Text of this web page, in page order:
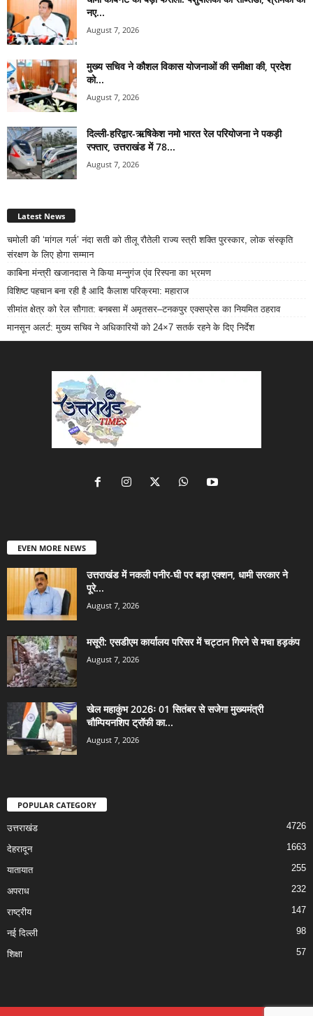
नए...
August 7, 2026
मुख्य सचिव ने कौशल विकास योजनाओं की समीक्षा की, प्रदेश
को...
August 7, 2026
दिल्ली-हरिद्वार-ऋषिकेश नमो भारत रेल परियोजना ने पकड़ी
रफ्तार, उत्तराखंड में 78...
August 7, 2026
Latest News
चमोली की ‘मांगल गर्ल’ नंदा सती को तीलू रौतेली राज्य स्त्री शक्ति पुरस्कार, लोक संस्कृति
संरक्षण के लिए होगा सम्मान
काबिना मंन्त्री खजानदास ने किया मन्नुगंज एंव रिस्पना का भ्रमण
विशिष्ट पहचान बना रही है आदि कैलाश परिक्रमा: महाराज
सीमांत क्षेत्र को रेल सौगात: बनबसा में अमृतसर–टनकपुर एक्सप्रेस का नियमित ठहराव
मानसून अलर्ट: मुख्य सचिव ने अधिकारियों को 24×7 सतर्क रहने के दिए निर्देश
EVEN MORE NEWS
उत्तराखंड में नकली पनीर-घी पर बड़ा एक्शन, धामी सरकार ने
पूरे...
August 7, 2026
मसूरी: एसडीएम कार्यालय परिसर में चट्टान गिरने से मचा हड़कंप
August 7, 2026
खेल महाकुंभ 2026ः 01 सितंबर से सजेगा मुख्यमंत्री
चौम्पियनशिप ट्रॉफी का...
August 7, 2026
POPULAR CATEGORY
उत्तराखंड 4726
देहरादून 1663
यातायात 255
अपराध 232
राष्ट्रीय 147
नई दिल्ली 98
शिक्षा 57